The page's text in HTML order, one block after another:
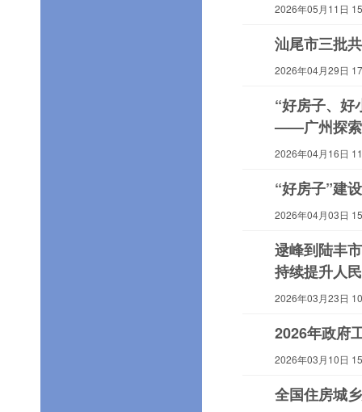
2026年05月11日
汕尾市三批
2026年04月29日
“好房子、好
——广州探索
2026年04月16日
“好房子”建
2026年04月03日
逯峰到陆丰
持续提升人
2026年03月23日
2026年政府
2026年03月10日
全国住房城